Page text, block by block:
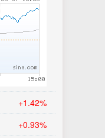
+1.42%
+0.93%